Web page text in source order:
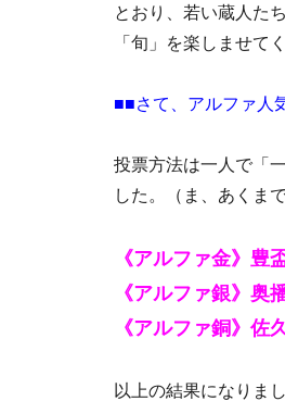
とおり、若い蔵人た
「旬」を楽しませて
■■さて、アルファ人
投票方法は一人で「
した。（ま、あくま
《アルファ金》豊
《アルファ銀》奥
《アルファ銅》佐
以上の結果になりま